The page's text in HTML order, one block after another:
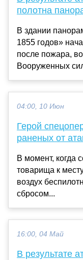
полотна
В здании
1855 годов»
после пожара,
Вооруженных
04:00, 10 Июн
Герой
раненых от
В момент, когда
товарища к
воздух
сбросом...
16:00, 04 Май
В результате